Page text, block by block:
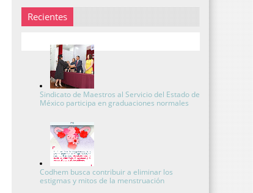
Recientes
Sindicato de Maestros al Servicio del Estado de
México participa en graduaciones normales
Codhem busca contribuir a eliminar los
estigmas y mitos de la menstruación